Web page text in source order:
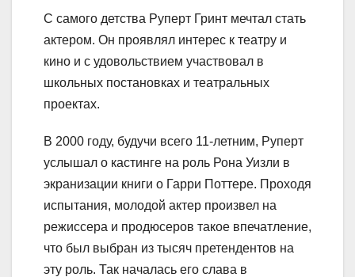
С самого детства Руперт Гринт мечтал стать
актером. Он проявлял интерес к театру и
кино и с удовольствием участвовал в
школьных постановках и театральных
проектах.
В 2000 году, будучи всего 11-летним, Руперт
услышал о кастинге на роль Рона Уизли в
экранизации книги о Гарри Поттере. Проходя
испытания, молодой актер произвел на
режиссера и продюсеров такое впечатление,
что был выбран из тысяч претендентов на
эту роль. Так началась его слава в